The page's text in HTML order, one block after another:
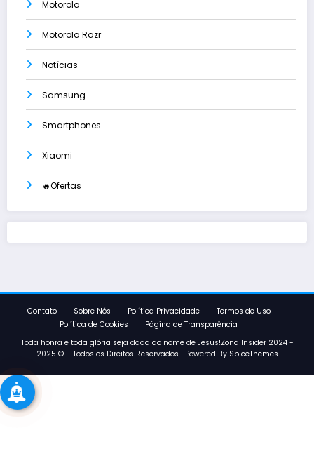
Motorola
Motorola Razr
Notícias
Samsung
Smartphones
Xiaomi
🔥Ofertas
Contato Sobre Nós Política Privacidade
Termos de Uso
Política de Cookies
Página de Transparência
Toda honra e toda glória seja dada ao nome de Jesus!Zona Insider 2024 -
2025 © - Todos os Direitos Reservados | Powered By SpiceThemes